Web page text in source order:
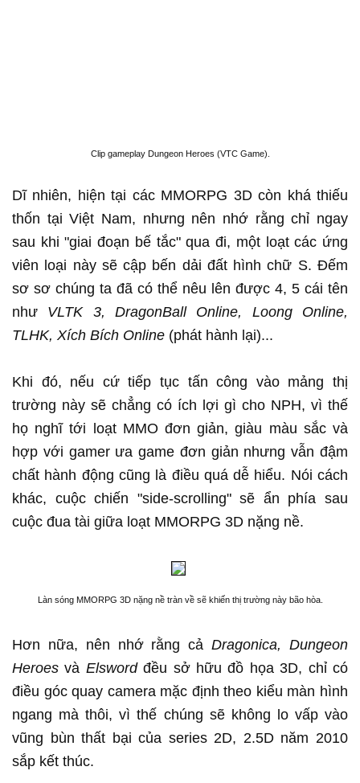
Clip gameplay Dungeon Heroes (VTC Game).
Dĩ nhiên, hiện tại các MMORPG 3D còn khá thiếu
thốn tại Việt Nam, nhưng nên nhớ rằng chỉ ngay
sau khi "giai đoạn bế tắc" qua đi, một loạt các ứng
viên loại này sẽ cập bến dải đất hình chữ S. Đếm
sơ sơ chúng ta đã có thể nêu lên được 4, 5 cái tên
như VLTK 3, DragonBall Online, Loong Online,
TLHK, Xích Bích Online (phát hành lại)...
Khi đó, nếu cứ tiếp tục tấn công vào mảng thị
trường này sẽ chẳng có ích lợi gì cho NPH, vì thế
họ nghĩ tới loạt MMO đơn giản, giàu màu sắc và
hợp với gamer ưa game đơn giản nhưng vẫn đậm
chất hành động cũng là điều quá dễ hiểu. Nói cách
khác, cuộc chiến "side-scrolling" sẽ ẩn phía sau
cuộc đua tài giữa loạt MMORPG 3D nặng nề.
Làn sóng MMORPG 3D nặng nề tràn về sẽ khiến thị trường này bão hòa.
Hơn nữa, nên nhớ rằng cảDragonica, Dungeon
Heroesvà Elswordđều sở hữu đồ họa 3D, chỉ có
điều góc quay camera mặc định theo kiểu màn hình
ngang mà thôi, vì thế chúng sẽ không lo vấp vào
vũng bùn thất bại của series 2D, 2.5D năm 2010
sắp kết thúc.